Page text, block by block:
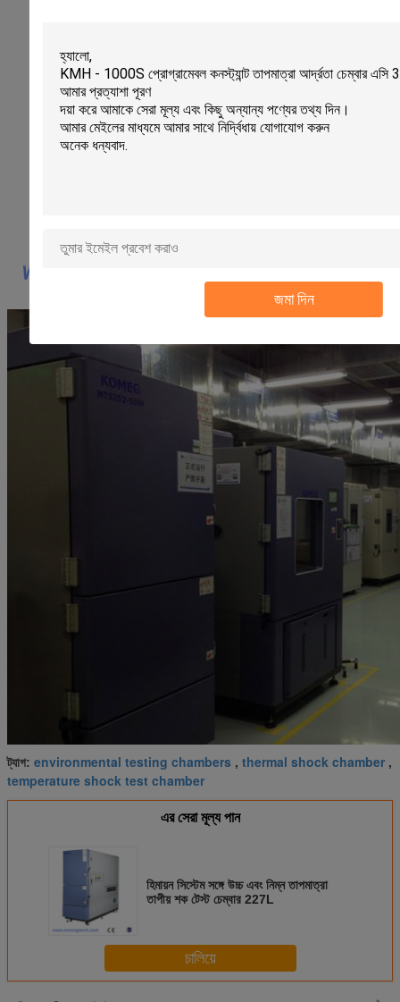
জমা দিন
ট্যাগ: environmental testing chambers , thermal shock chamber ,
temperature shock test chamber
এর সেরা মূল্য পান
হিমায়ন সিস্টেম সঙ্গে উচ্চ এবং নিম্ন তাপমাত্রা
তাপীয় শক টেস্ট চেম্বার 227L
চালিয়ে